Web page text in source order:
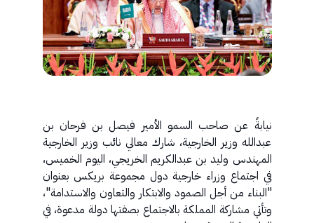
نيابةً عن صاحب السمو الأمير فيصل بن فرحان بن
عبدالله وزير الخارجية، شارك معالي نائب وزير الخارجية
المهندس وليد بن عبدالكريم الخريجي، اليوم الخميس،
في اجتماع وزراء خارجية دول مجموعة بريكس بعنوان
"البناء من أجل الصمود والابتكار والتعاون والاستدامة"،
وتأتي مشاركة المملكة بالاجتماع بصفتها دولة مدعوة، في